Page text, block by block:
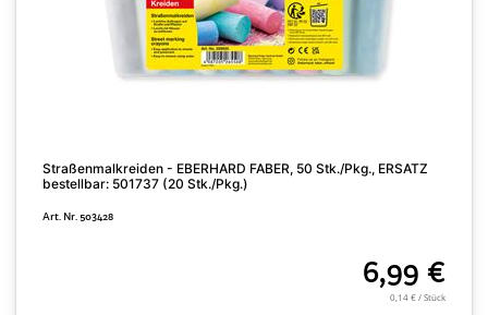
Straßenmalkreiden - EBERHARD FABER, 50 Stk./Pkg., ERSATZ
bestellbar: 501737 (20 Stk./Pkg.)
Art. Nr. 503428
6,99 €
0,14 € / Stück